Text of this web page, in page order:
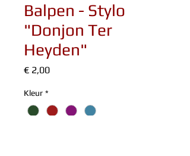
Balpen - Stylo
"Donjon Ter
Heyden"
€ 2,00Prijs
Kleur *